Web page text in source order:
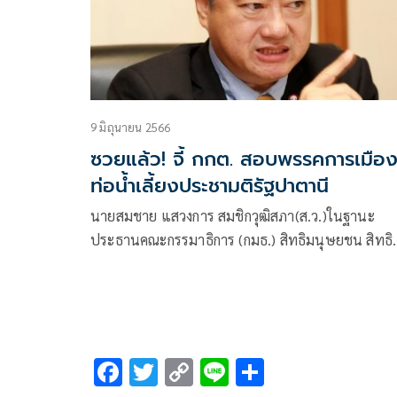
9 มิถุนายน 2566
ซวยแล้ว! จี้ กกต. สอบพรรคการเมือง
ท่อน้ำเลี้ยงประชามติรัฐปาตานี
นายสมชาย แสวงการ สมชิกวุฒิสภา(ส.ว.)ในฐานะ
ประธานคณะกรรมาธิการ (กมธ.) สิทธิมนุษยชน สิทธิ
F T C Li